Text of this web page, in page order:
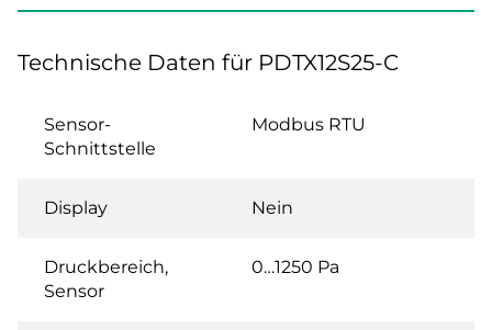
Technische Daten für PDTX12S25-C
Sensor-
Schnittstelle
Modbus RTU
Display Nein
Druckbereich,
Sensor
0…1250 Pa